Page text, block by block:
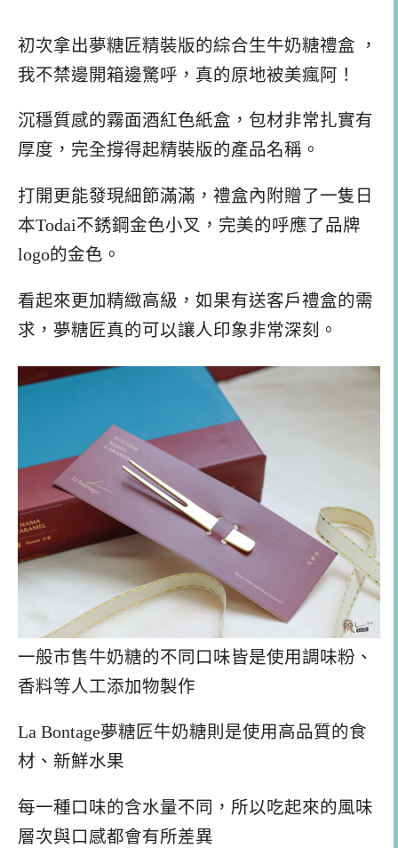
初次拿出夢糖匠精裝版的綜合生牛奶糖禮盒 ，
我不禁邊開箱邊驚呼，真的原地被美瘋阿！
沉穩質感的霧面酒紅色紙盒，包材非常扎實有
厚度，完全撐得起精裝版的產品名稱。
打開更能發現細節滿滿，禮盒內附贈了一隻日
本Todai不銹鋼金色小叉，完美的呼應了品牌
logo的金色。
看起來更加精緻高級，如果有送客戶禮盒的需
求，夢糖匠真的可以讓人印象非常深刻。
一般市售牛奶糖的不同口味皆是使用調味粉、
香料等人工添加物製作
La Bontage夢糖匠牛奶糖則是使用高品質的食
材、新鮮水果
每一種口味的含水量不同，所以吃起來的風味
層次與口感都會有所差異